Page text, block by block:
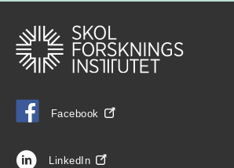
Facebook
LinkedIn